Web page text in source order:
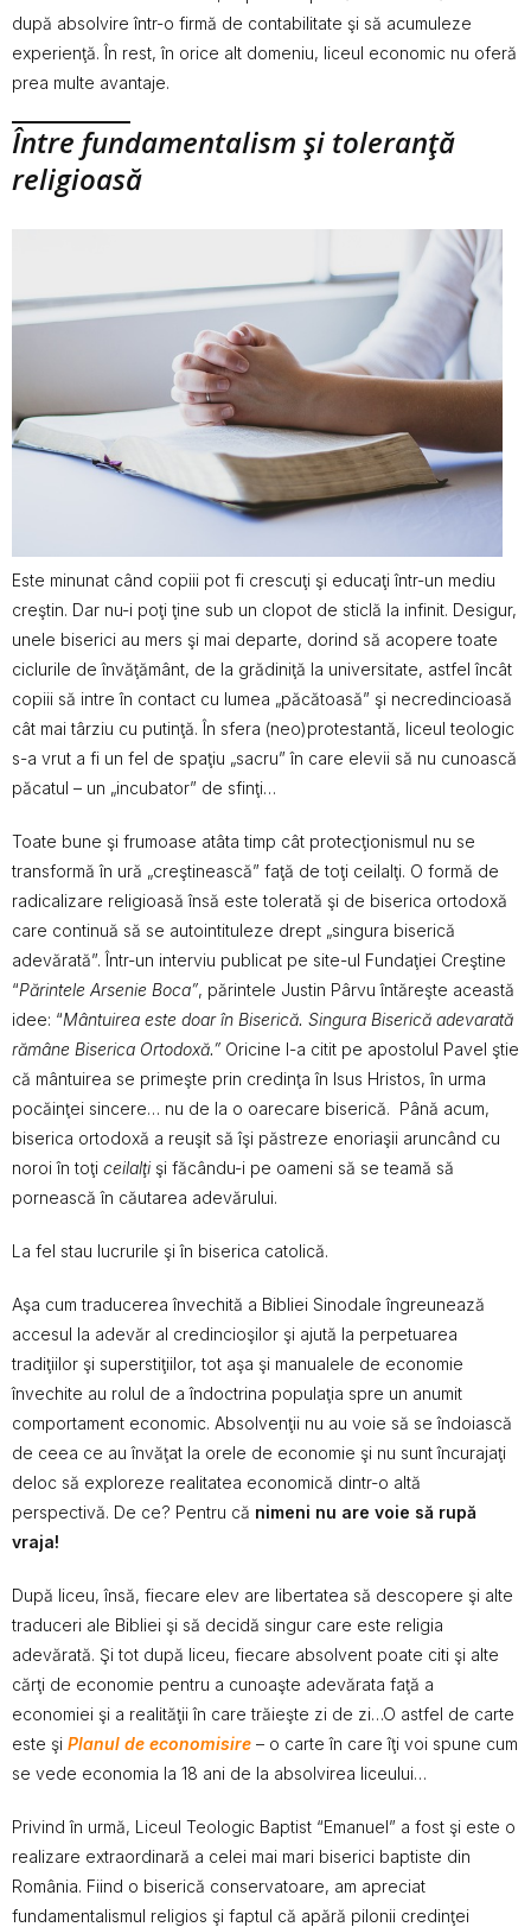
după absolvire într-o firmă de contabilitate şi să acumuleze
experienţă. În rest, în orice alt domeniu, liceul economic nu oferă
prea multe avantaje.
Între fundamentalism şi toleranţă
religioasă
Este minunat când copiii pot fi crescuţi şi educaţi într-un mediu
creştin. Dar nu-i poţi ţine sub un clopot de sticlă la infinit. Desigur,
unele biserici au mers şi mai departe, dorind să acopere toate
ciclurile de învăţământ, de la grădiniţă la universitate, astfel încât
copiii să intre în contact cu lumea „păcătoasă” şi necredincioasă
cât mai târziu cu putinţă. În sfera (neo)protestantă, liceul teologic
s-a vrut a fi un fel de spaţiu „sacru” în care elevii să nu cunoască
păcatul – un „incubator” de sfinţi…
Toate bune şi frumoase atâta timp cât protecţionismul nu se
transformă în ură „creştinească” faţă de toţi ceilalţi. O formă de
radicalizare religioasă însă este tolerată şi de biserica ortodoxă
care continuă să se autointituleze drept „singura biserică
adevărată”. Într-un interviu publicat pe site-ul Fundaţiei Creştine
“Părintele Arsenie Boca”, părintele Justin Pârvu întăreşte această
idee: “Mântuirea este doar în Biserică. Singura Biserică adevarată
rămâne Biserica Ortodoxă.” Oricine l-a citit pe apostolul Pavel ştie
că mântuirea se primeşte prin credinţa în Isus Hristos, în urma
pocăinţei sincere… nu de la o oarecare biserică. Până acum,
biserica ortodoxă a reuşit să îşi păstreze enoriaşii aruncând cu
noroi în toţi ceilalţişi făcându-i pe oameni să se teamă să
pornească în căutarea adevărului.
La fel stau lucrurile şi în biserica catolică.
Aşa cum traducerea învechită a Bibliei Sinodale îngreunează
accesul la adevăr al credincioşilor şi ajută la perpetuarea
tradiţiilor şi superstiţiilor, tot aşa şi manualele de economie
învechite au rolul de a îndoctrina populaţia spre un anumit
comportament economic. Absolvenţii nu au voie să se îndoiască
de ceea ce au învăţat la orele de economie şi nu sunt încurajaţi
deloc să exploreze realitatea economică dintr-o altă
perspectivă. De ce? Pentru că nimeni nu are voie să rupă
vraja!
După liceu, însă, fiecare elev are libertatea să descopere şi alte
traduceri ale Bibliei şi să decidă singur care este religia
adevărată. Şi tot după liceu, fiecare absolvent poate citi şi alte
cărţi de economie pentru a cunoaşte adevărata faţă a
economiei şi a realităţii în care trăieşte zi de zi…O astfel de carte
este şi Planul de economisire – o carte în care îţi voi spune cum
se vede economia la 18 ani de la absolvirea liceului…
Privind în urmă, Liceul Teologic Baptist “Emanuel” a fost şi este o
realizare extraordinară a celei mai mari biserici baptiste din
România. Fiind o biserică conservatoare, am apreciat
fundamentalismul religios şi faptul că apără pilonii credinţei